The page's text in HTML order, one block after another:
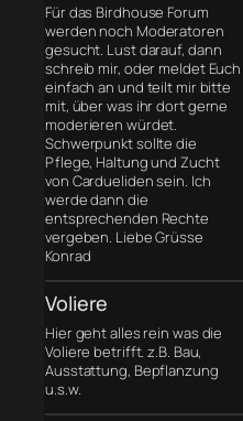
Für das Birdhouse Forum
werden noch Moderatoren
gesucht. Lust darauf, dann
schreib mir, oder meldet Euch
einfach an und teilt mir bitte
mit, über was ihr dort gerne
moderieren würdet.
Schwerpunkt sollte die
Pflege, Haltung und Zucht
von Cardueliden sein. Ich
werde dann die
entsprechenden Rechte
vergeben. Liebe Grüsse
Konrad
Voliere
Hier geht alles rein was die
Voliere betrifft. z.B. Bau,
Ausstattung, Bepflanzung
u.s.w.